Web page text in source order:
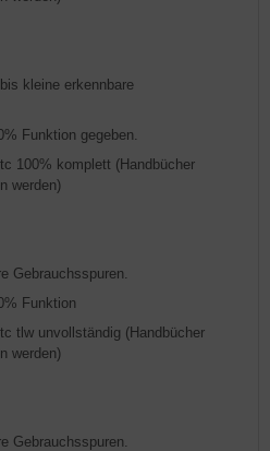
kleine erkennbare
Funktion gegeben.
100% komplett (Handbücher
werden)
Gebrauchsspuren.
Funktion
tlw unvollständig (Handbücher
werden)
Gebrauchsspuren.